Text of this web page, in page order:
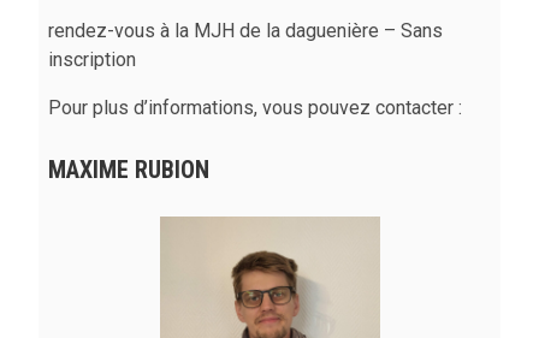
rendez-vous à la MJH de la daguenière – Sans
inscription
Pour plus d’informations, vous pouvez contacter :
MAXIME RUBION